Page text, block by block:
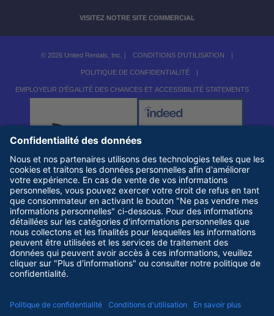
VISITEZ NOTRE SITE COMMERCIAL
© 2026 United Rentals, Inc. | CONDITIONS D'UTILISATION |
POLITIQUE DE CONFIDENTIALITÉ |
EMPLOYEUR D'ÉGALITÉ DES CHANCES ET ACCESSIBILITÉ STATEMENTS